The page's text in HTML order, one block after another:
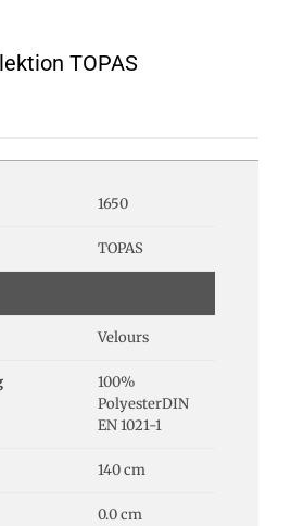
TOPAS
1650
TOPAS
Velours
100%
PolyesterDIN
EN 1021-1
140 cm
0.0 cm